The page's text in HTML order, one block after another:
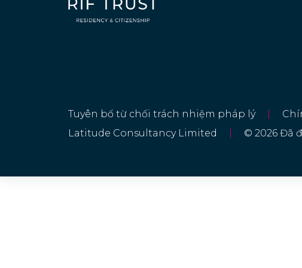
Tuyên bố từ chối trách nhiệm pháp lý
Latitude Consultancy Limited
© 2026 Đã